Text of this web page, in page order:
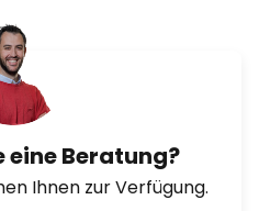
eine Beratung?
Ihnen zur Verfügung.